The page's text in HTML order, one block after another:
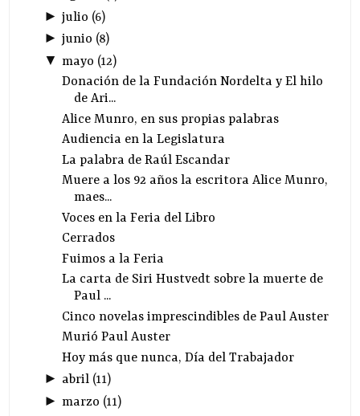
► julio (6)
► junio (8)
▼ mayo (12)
Donación de la Fundación Nordelta y El hilo
de Ari...
Alice Munro, en sus propias palabras
Audiencia en la Legislatura
La palabra de Raúl Escandar
Muere a los 92 años la escritora Alice Munro,
maes...
Voces en la Feria del Libro
Cerrados
Fuimos a la Feria
La carta de Siri Hustvedt sobre la muerte de
Paul ...
Cinco novelas imprescindibles de Paul Auster
Murió Paul Auster
Hoy más que nunca, Día del Trabajador
► abril(11)
► marzo (11)